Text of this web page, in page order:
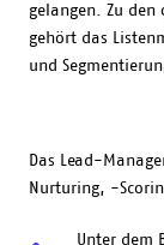
gelangen. Zu
gehört das
und
Das Lead-
Nurturing, -
Unter dem